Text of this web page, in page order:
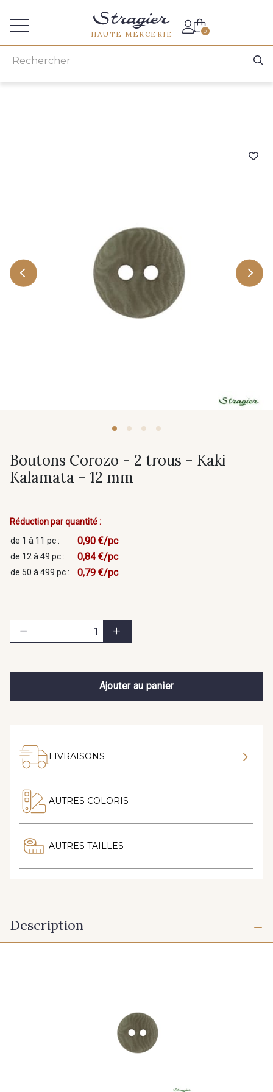
HAUTE MERCERIE 0
Boutons Corozo - 2 trous - Kaki
Kalamata - 12 mm
Réduction par quantité :
de 1 à 11 pc :
0,90 €/pc
de 12 à 49 pc : 0,84 €/pc
de 50 à 499 pc : 0,79 €/pc
Ajouter au panier
LIVRAISONS
AUTRES COLORIS
AUTRES TAILLES
Description